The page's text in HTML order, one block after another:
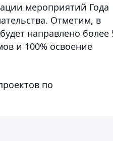
мероприятий Года
Отметим, в
направлено более
и 100% освоение
по